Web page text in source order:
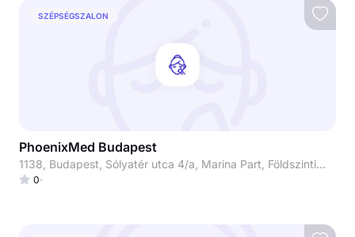
SZÉPSÉGSZALON
PhoenixMed Budapest
1138, Budapest, Sólyatér utca 4/a, Marina Part, Földszinti üzlethelyiség
0